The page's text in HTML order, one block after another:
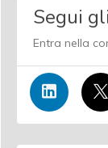
Segui
Entra nella